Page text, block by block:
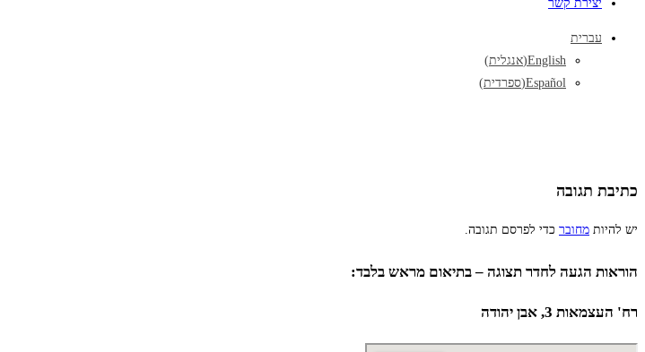
יצירת קשר
עברית
English
(אנגלית)
Español
(ספרדית)
כתיבת תגובה
יש להיות מחובר כדי לפרסם תגובה.
הוראות הגעה לחדר תצוגה – בתיאום מראש בלבד:
רח' העצמאות 3, אבן יהודה